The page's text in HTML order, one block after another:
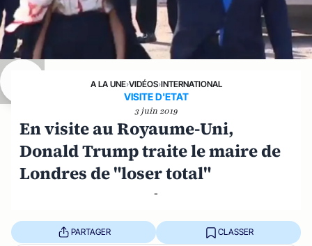
A LA UNE›VIDÉOS›INTERNATIONAL
VISITE D'ETAT
3 juin 2019
En visite au Royaume-Uni,
Donald Trump traite le maire de
Londres de "loser total"
-
PARTAGER CLASSER